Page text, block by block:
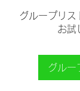
グループリス
お試
グルー